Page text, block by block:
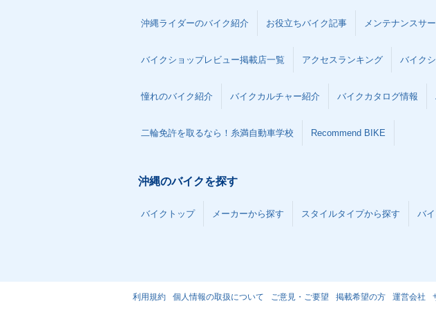
沖縄ライダーのバイク紹介 お役立ちバイク記事 メンテナンスサ
バイクショップレビュー掲載店一覧 アクセスランキング バイク
憧れのバイク紹介 バイクカルチャー紹介 バイクカタログ情報
二輪免許を取るなら！糸満自動車学校 Recommend BIKE
沖縄のバイクを探す
バイクトップ メーカーから探す スタイルタイプから探す バ
利用規約 個人情報の取扱について ご意見・ご要望 掲載希望の方 運営会社